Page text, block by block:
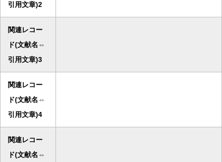
引用文章)2
関連レコー
ド(文献名⇔
引用文章)3
関連レコー
ド(文献名⇔
引用文章)4
関連レコー
ド(文献名⇔